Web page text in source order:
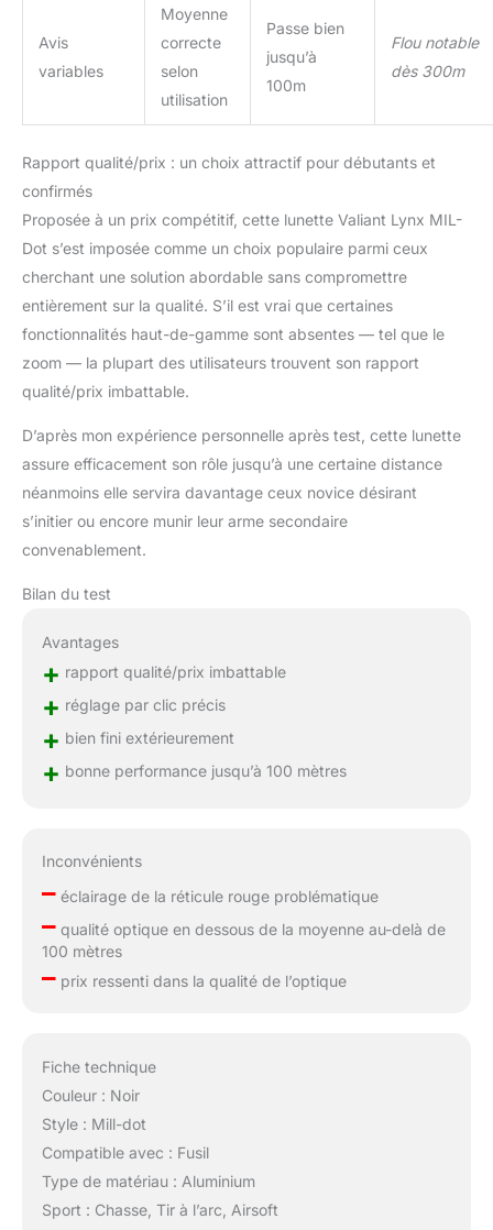
faible luminosité.
Avis
variables
Moyenne
correcte
selon
utilisation
Passe bien
jusqu’à
100m
Flou notable
dès 300m
Rapport qualité/prix : un choix attractif pour débutants et
confirmés
Proposée à un prix compétitif, cette lunette Valiant Lynx MIL-
Dot s’est imposée comme un choix populaire parmi ceux
cherchant une solution abordable sans compromettre
entièrement sur la qualité. S’il est vrai que certaines
fonctionnalités haut-de-gamme sont absentes — tel que le
zoom — la plupart des utilisateurs trouvent son rapport
qualité/prix imbattable.
D’après mon expérience personnelle après test, cette lunette
assure efficacement son rôle jusqu’à une certaine distance
néanmoins elle servira davantage ceux novice désirant
s’initier ou encore munir leur arme secondaire
convenablement.
Bilan du test
Avantages
+ rapport qualité/prix imbattable
+ réglage par clic précis
+ bien fini extérieurement
+ bonne performance jusqu’à 100 mètres
Inconvénients
–éclairage de la réticule rouge problématique
–qualité optique en dessous de la moyenne au-delà de
100 mètres
–prix ressenti dans la qualité de l’optique
Fiche technique
Couleur : Noir
Style : Mill-dot
Compatible avec : Fusil
Type de matériau : Aluminium
Sport : Chasse, Tir à l’arc, Airsoft